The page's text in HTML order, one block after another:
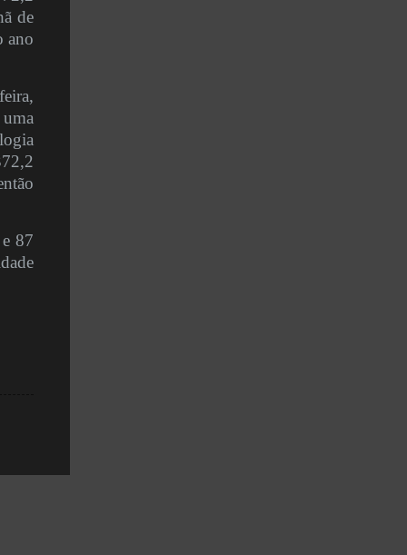
de
ano
87